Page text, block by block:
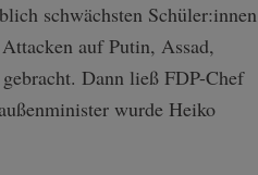
schwächsten Schüler:innen
auf Putin, Assad,
Dann ließ FDP-Chef
wurde Heiko